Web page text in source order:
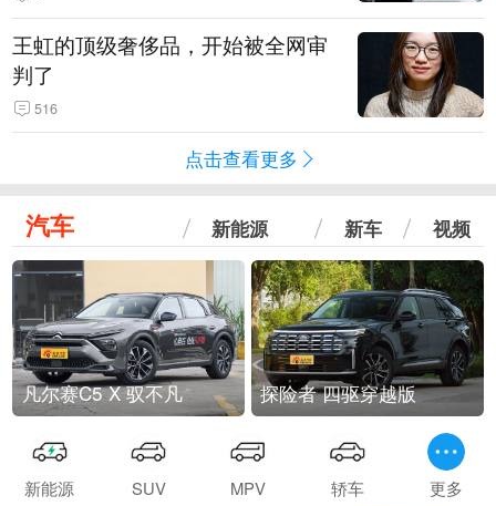
王虹的顶级奢侈品，开始被全网审
判了
516
点击查看更多
汽车 新能源 新车 视频
凡尔赛C5 X 驭不凡 探险者 四驱穿越版
新能源 SUV MPV 轿车 更多